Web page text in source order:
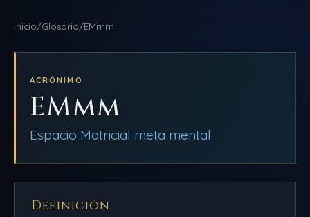
NAVEGACIÓN
INICIO
BLOG
Inicio/Glosario/EMmm
ACRÓNIMO
EMmm
Espacio Matricial meta mental
Definición